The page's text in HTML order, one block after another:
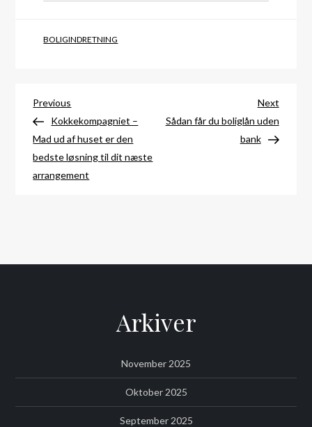
BOLIGINDRETNING
Indlægsnavigation
Previous
Post
Previous
Kokkekompagniet –
Mad ud af huset er den
bedste løsning til dit næste
arrangement
Next
Post
Next
Sådan får du boliglån uden
bank
Arkiver
November 2025
Oktober 2025
September 2025